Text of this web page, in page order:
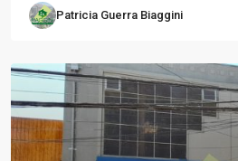
Patricia Guerra Biaggini